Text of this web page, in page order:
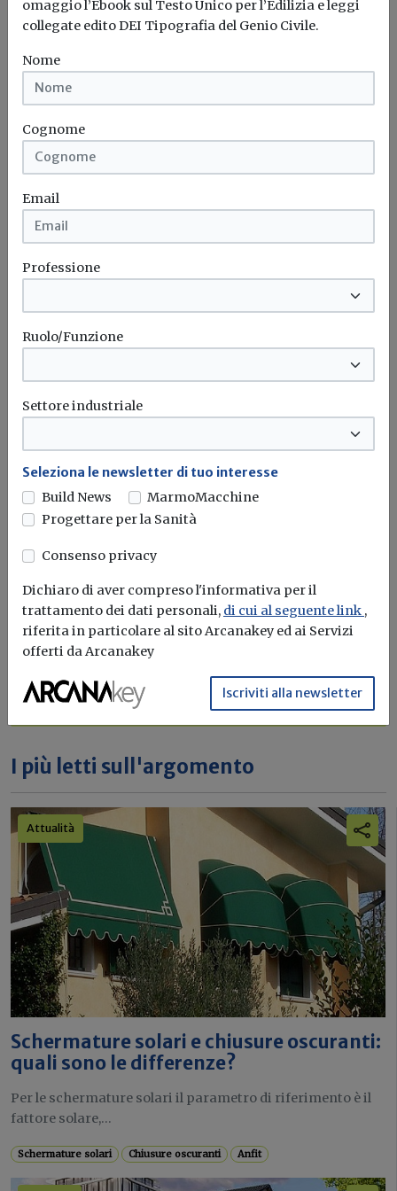
Attualità
Finestre, porte, chiusure oscuranti e
schermature solari: pubblicata la norma
UNI 11979:2025
Definisce le metodologie e i criteri per la caratterizzazione
Iscriviti alla newsletter di
Build News
Rimani aggiornato sulle ultime
novità in campo di efficienza
energetica e sostenibilità edile
Iscriviti
I più letti sull'argomento
Attualità
Schermature solari e chiusure oscuranti:
quali sono le differenze?
Per le schermature solari il parametro di riferimento è il
fattore solare,...
Schermature solari Chiusure oscuranti Anfit
omaggio l’Ebook sul Testo Unico per l’Edilizia e leggi
collegate edito DEI Tipografia del Genio Civile.
Nome
Cognome
Email
Professione
Ruolo/Funzione
Settore industriale
Seleziona le newsletter di tuo interesse
Build News
MarmoMacchine
Progettare per la Sanità
Consenso privacy
Dichiaro di aver compreso l'informativa per il
trattamento dei dati personali, di cui al seguente link ,
riferita in particolare al sito Arcanakey ed ai Servizi
offerti da Arcanakey
Iscriviti alla newsletter